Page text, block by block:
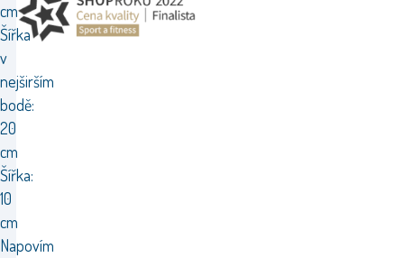
cm
Šířka
v
nejširším
bodě:
20
cm
Šířka:
10
cm
Napovím